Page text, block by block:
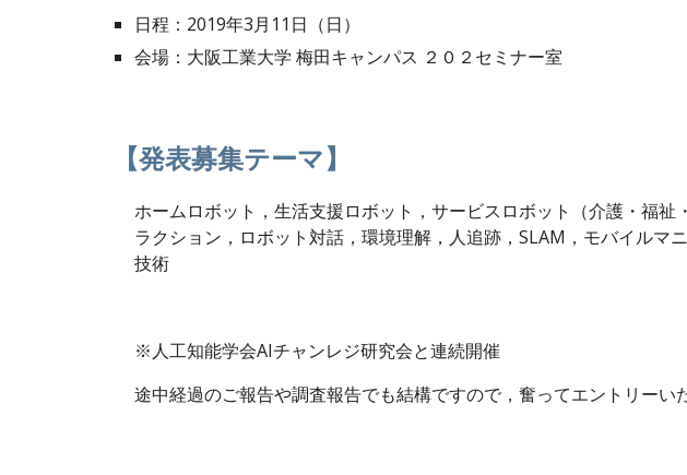
日程：2019年3月11日（日）
会場：大阪工業大学 梅田キャンパス ２０２セミナー室
【発表募集テーマ】
ホームロボット，生活支援ロボット，サービスロボット（介護・福
ラクション，ロボット対話，環境理解，人追跡，SLAM，モバイル
技術
※人工知能学会AIチャンレジ研究会と連続開催
途中経過のご報告や調査報告でも結構ですので，奮ってエントリーい